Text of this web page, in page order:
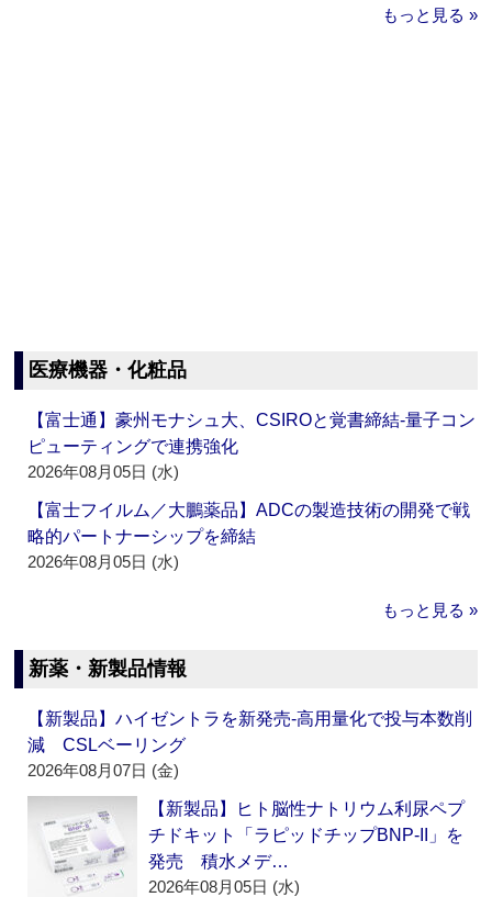
もっと見る »
医療機器・化粧品
【富士通】豪州モナシュ大、CSIROと覚書締結‐量子コン
ピューティングで連携強化
2026年08月05日 (水)
【富士フイルム／大鵬薬品】ADCの製造技術の開発で戦
略的パートナーシップを締結
2026年08月05日 (水)
もっと見る »
新薬・新製品情報
【新製品】ハイゼントラを新発売‐高用量化で投与本数削
減 CSLベーリング
2026年08月07日 (金)
【新製品】ヒト脳性ナトリウム利尿ペプ
チドキット「ラピッドチップBNP-II」を
発売 積水メデ…
2026年08月05日 (水)